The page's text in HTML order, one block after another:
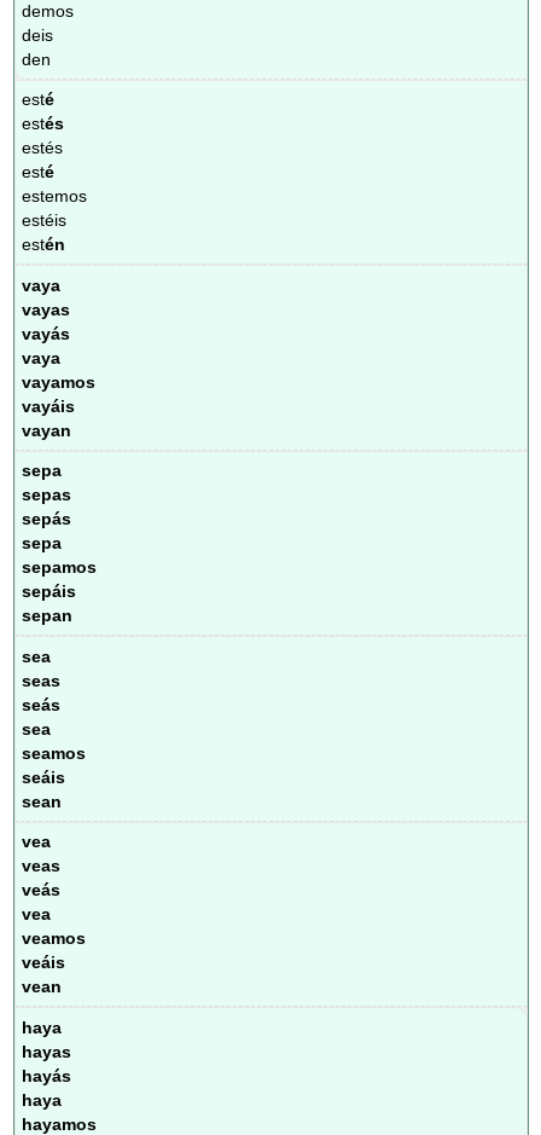
demos
deis
den
esté
estés
estés
esté
estemos
estéis
estén
vaya
vayas
vayás
vaya
vayamos
vayáis
vayan
sepa
sepas
sepás
sepa
sepamos
sepáis
sepan
sea
seas
seás
sea
seamos
seáis
sean
vea
veas
veás
vea
veamos
veáis
vean
haya
hayas
hayás
haya
hayamos